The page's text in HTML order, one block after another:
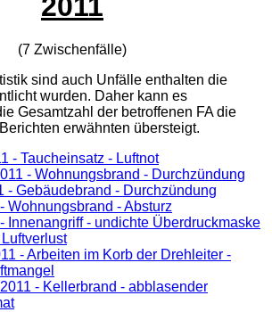
(7 Zwischenfälle)
sind auch Unfälle enthalten die
wurden. Daher kann es
Gesamtzahl der betroffenen FAdie
erwähnten übersteigt.
- Taucheinsatz - Luftnot
- Wohnungsbrand - Durchzündung
- Gebäudebrand - Durchzündung
- Wohnungsbrand - Absturz
- Innenangriff - undichte Überdruckmaske
- Arbeiten im Korb der Drehleiter -
- Kellerbrand - abblasender